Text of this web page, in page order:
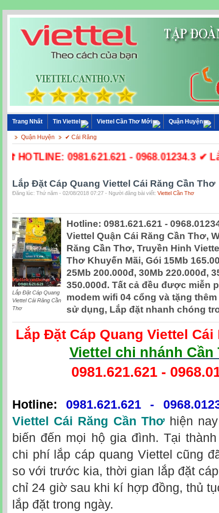
Trang Nhất Tin Viettel Viettel Cần Thơ Mới Quận Huyện
Quận Huyện ✔ Cái Răng
HOTLINE: 0981.621.621 - 0968.01234.3 ✔
Lắp Đặt Cáp Quang Viettel Cái Răng Cần Thơ
Đăng lúc: Thứ năm - 02/08/2018 07:27 - Người đăng bài viết: Viettel Cần Thơ
Lắp Đặt Cáp Quang
Viettel Cái Răng Cần
Thơ
Hotline: 0981.621.621 -
Viettel Quận Cái Răng Cần Thơ,
Răng Cần Thơ, Truyền Hinh
Thơ Khuyến Mãi, Gói 15Mb
25Mb 200.000đ, 30Mb 220.000đ,
350.000đ. Tất cả đều được miễn
modem wifi 04 cổng và tặng
sử dụng, Lắp đặt nhanh chóng
Lắp Đặt Cáp Quang Viettel Cái
Viettel chi nhánh Cần
0981.621.621 -
Hotline: 0981.621.621 -
Viettel Cái Răng Cần Thơ hiện
biến đến mọi hộ gia đình. Tại
chi phí lắp cáp quang Viettel cũng
so với trước kia, thời gian lắp đặt
chỉ 24 giờ sau khi kí hợp đồng, thủ
lắp đặt trong ngày.